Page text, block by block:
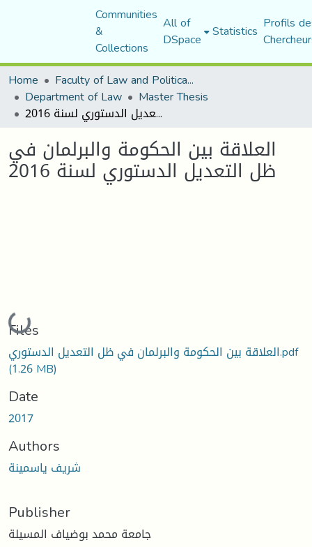
Communities
&
Collections
All of
DSpace Statistics Profils
Home
Faculty of Law and Political Science
Department of Law Master Thesis
العلاقة بين الحكومة والبرلمان في ظل التعديل الدستوري لسنة 2016
العلاقة بين الحكومة والبرلمان في
ظل التعديل الدستوري لسنة 2016
Loading...
Files
العلاقة بين الحكومة والبرلمان في ظل التعديل الدستوري.pdf
(1.26 MB)
Date
2017
Authors
شريف ياسمينة
Publisher
جامعة محمد بوضياف المسيلة